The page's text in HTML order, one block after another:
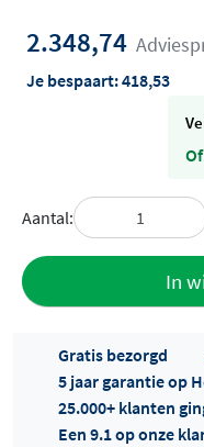
2.348,74
Je bespaart:418,53
Aantal:
In
Gratis bezorgd
5 jaar garantie op
25.000+ klanten
Een 9.1 op onze